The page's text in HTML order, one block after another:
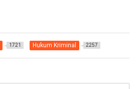
1721 Hukum Kriminal 2257